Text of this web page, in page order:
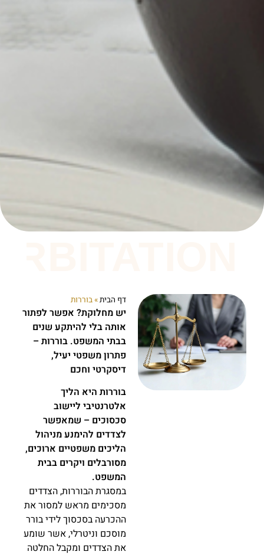
דף הבית»בוררות
יש מחלוקת? אפשר לפתור
אותה בלי להיתקע שנים
בבתי המשפט. בוררות –
פתרון משפטי יעיל,
דיסקרטי וחכם
בוררות היא הליך
אלטרנטיבי ליישוב
סכסוכים – שמאפשר
לצדדים להימנע מניהול
הליכים משפטיים ארוכים,
מסורבלים ויקרים בבית
המשפט.
במסגרת הבוררות, הצדדים
מסכימים מראש למסור את
ההכרעה בסכסוך לידי בורר
מוסכם וניטרלי, אשר שומע
את הצדדים ומקבל החלטה